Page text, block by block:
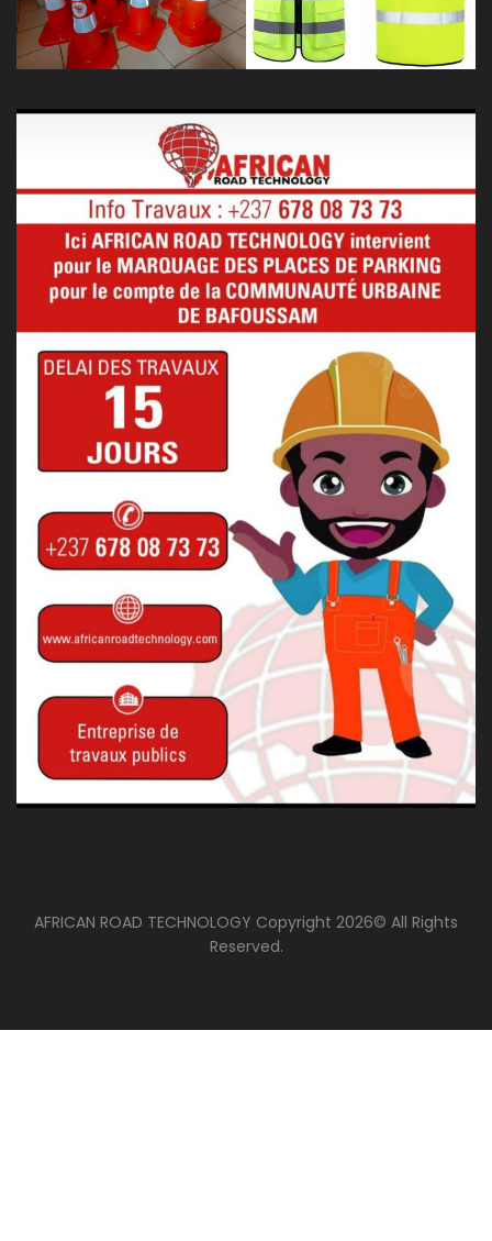
AFRICAN ROAD TECHNOLOGY Copyright 2026© All Rights
Reserved.